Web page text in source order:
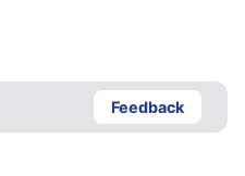
Feedback